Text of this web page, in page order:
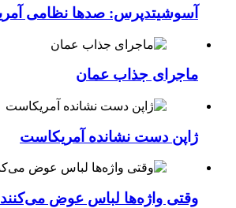
آسوشیتدپرس: صدها نظامی
ماجرای جذاب عمان
ژاپن دست نشانده آمریکاست
وقتی واژه‌ها لباس عوض می‌کنند